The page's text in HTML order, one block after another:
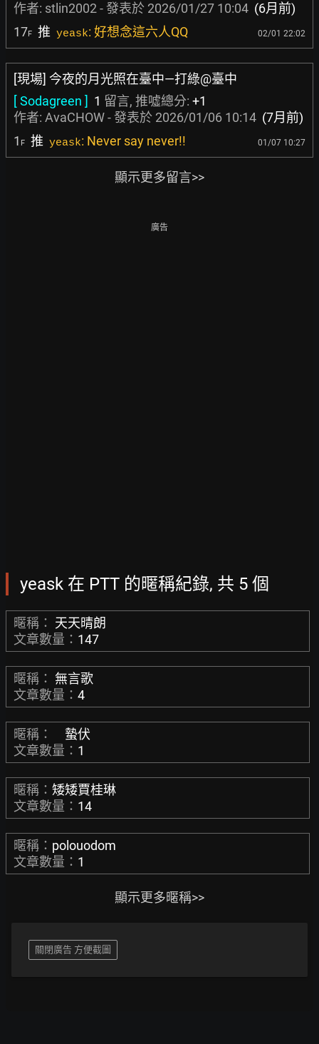
作者: stlin2002 - 發表於 2026/01/27 10:04 (6月前)
17F 推 yeask: 好想念這六人QQ 02/01 22:02
[現場] 今夜的月光照在臺中—打綠@臺中
[ Sodagreen ] 1 留言, 推噓總分: +1
作者: AvaCHOW- 發表於 2026/01/06 10:14 (7月前)
1 F 推 yeask: Never say never!! 01/07 10:27
顯示更多留言>>
廣告
yeask 在 PTT 的暱稱紀錄, 共 5 個
暱稱： 天天晴朗
文章數量： 147
暱稱： 無言歌
文章數量： 4
暱稱：
蟄伏
文章數量： 1
暱稱： 矮矮賈桂琳
文章數量： 14
暱稱： polouodom
文章數量： 1
顯示更多暱稱>>
關閉廣告 方便截圖